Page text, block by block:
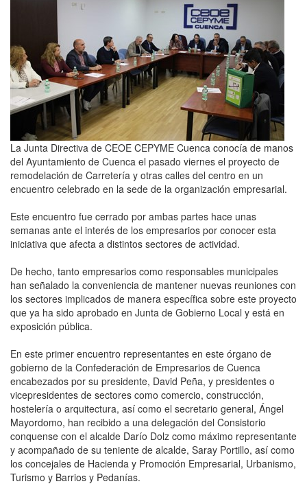
La Junta Directiva de CEOE CEPYME Cuenca conocía de manos
del Ayuntamiento de Cuenca el pasado viernes el proyecto de
remodelación de Carretería y otras calles del centro en un
encuentro celebrado en la sede de la organización empresarial.
Este encuentro fue cerrado por ambas partes hace unas
semanas ante el interés de los empresarios por conocer esta
iniciativa que afecta a distintos sectores de actividad.
De hecho, tanto empresarios como responsables municipales
han señalado la conveniencia de mantener nuevas reuniones con
los sectores implicados de manera específica sobre este proyecto
que ya ha sido aprobado en Junta de Gobierno Local y está en
exposición pública.
En este primer encuentro representantes en este órgano de
gobierno de la Confederación de Empresarios de Cuenca
encabezados por su presidente, David Peña, y presidentes o
vicepresidentes de sectores como comercio, construcción,
hostelería o arquitectura, así como el secretario general, Ángel
Mayordomo, han recibido a una delegación del Consistorio
conquense con el alcalde Darío Dolz como máximo representante
y acompañado de su teniente de alcalde, Saray Portillo, así como
los concejales de Hacienda y Promoción Empresarial, Urbanismo,
Turismo y Barrios y Pedanías.